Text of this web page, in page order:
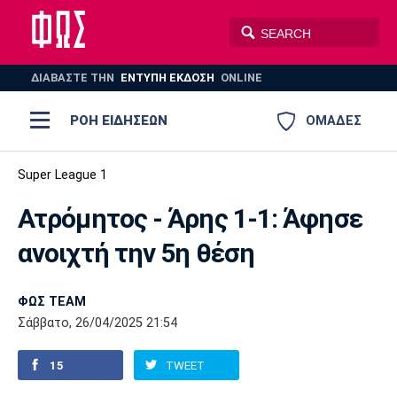
ΔΙΑΒΑΣΤΕ THN ΕΝΤΥΠΗ ΕΚΔΟΣΗ ONLINE
ΟΜΑΔΕΣ
ΡΟΗ ΕΙΔΗΣΕΩΝ
ΠΟΔΟΣΦΑΙΡΟ
ΒΟΛΕΪ ΠΟΛΟ ΣΠΟΡ
AUTO-MOTO
Ποδόσφαιρο
Super League 1
Super League 2
Γ Εθνική
Ελλάδα
Μπάσκετ
Ελλάδα
Εθνική
EuroLeague
Ολυμπιακοί Αγώνες
Βόλεϊ
Πόλο
Ολυμπιακός ΑΕΚ
Παναθηναϊκός Ατρόμητος
Super League 1
Ατρόμητος - Άρης 1-1: Άφησε
ανοιχτή την 5η θέση
ΦΩΣ TEAM
Σάββατο, 26/04/2025 21:54
15 TWEET